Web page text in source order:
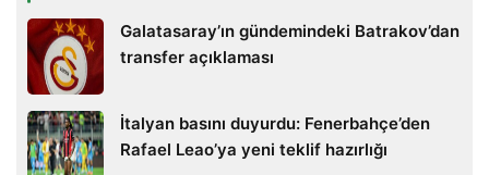
Galatasaray’ın gündemindeki Batrakov’dan
transfer açıklaması
İtalyan basını duyurdu: Fenerbahçe’den
Rafael Leao’ya yeni teklif hazırlığı